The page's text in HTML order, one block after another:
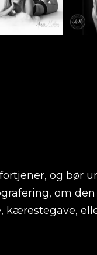
og bør
om
kærestegave,